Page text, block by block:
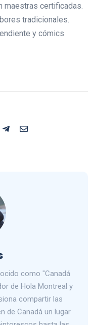
maestras certificadas.
tradicionales.
y cómics
como "Canadá
de Hola Montreal y
compartir las
de Canadá un lugar